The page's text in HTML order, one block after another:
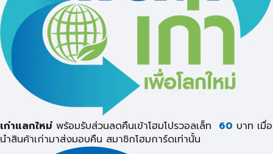
เก่าแลกใหม่ พร้อมรับส่วนลดคืนเข้าโฮมโปรวอลเล็ท 60 บาท เมื่อ
นำสินค้าเก่ามาส่งมอบคืน สมาชิกโฮมการ์ดเท่านั้น